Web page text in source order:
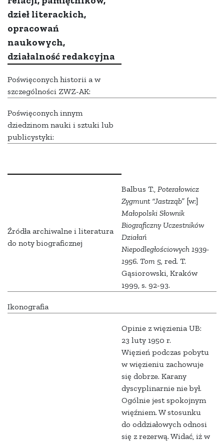
dzieł literackich,
opracowań
naukowych,
działalność redakcyjna
Poświęconych historii a w
szczególności ZWZ-AK:
Poświęconych innym
dziedzinom nauki i sztuki lub
publicystyki:
Źródła archiwalne i literatura
do noty biograficznej
Balbus T., Poterałowicz
Zygmunt “Jastrząb” [w:]
Małopolski Słownik
Biograficzny Uczestników
Działań
Niepodległościowych 1939-
1956. Tom 5, red. T.
Gąsiorowski, Kraków
1999, s. 92-93.
Ikonografia
Opinie z więzienia UB:
23 luty 1950 r.
Więzień podczas pobytu
w więzieniu zachowuje
się dobrze. Karany
dyscyplinarnie nie był.
Ogólnie jest spokojnym
więźniem. W stosunku
do oddziałowych odnosi
się z rezerwą. Widać, iż w